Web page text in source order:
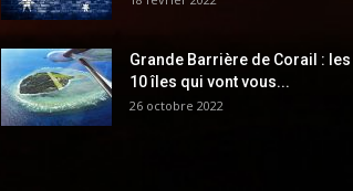
Grande Barrière de Corail : les
10 îles qui vont vous...
26 octobre 2022